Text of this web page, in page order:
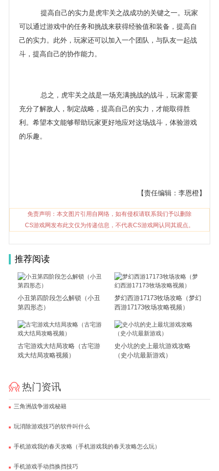
提高自己的实力是虎牢关之战成功的关键之一。玩家
可以通过游戏中的任务和挑战来获得经验值和装备，提高自
己的实力。此外，玩家还可以加入一个团队，与队友一起战
斗，提高自己的协作能力。
总之，虎牢关之战是一场充满挑战的战斗，玩家需要
充分了解敌人，制定战略，提高自己的实力，才能取得胜
利。希望本文能够帮助玩家更好地应对这场战斗，体验游戏
的乐趣。
【责任编辑：李恩橙】
免责声明：本文图片引用自网络，如有侵权请联系我们予以删除
CS游戏网发布此文仅为传递信息，不代表CS游戏网认同其观点。
推荐阅读
小丑第四阶段怎么解锁（小丑
第四形态）
梦幻西游17173牧场攻略（梦幻
西游17173牧场攻略视频）
古宅游戏大结局攻略（古宅游
戏大结局攻略视频）
史小坑的史上最坑游戏攻略
（史小坑最新游戏）
热门资讯
三角洲战争游戏秘籍
玩消除游戏技巧的软件叫什么
手机游戏我的春天攻略（手机游戏我的春天攻略怎么玩）
手机游戏手动挡换挡技巧